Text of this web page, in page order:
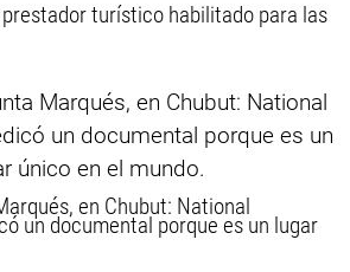
prestador turístico habilitado para las
en Chubut: National
un documental porque es un lugar